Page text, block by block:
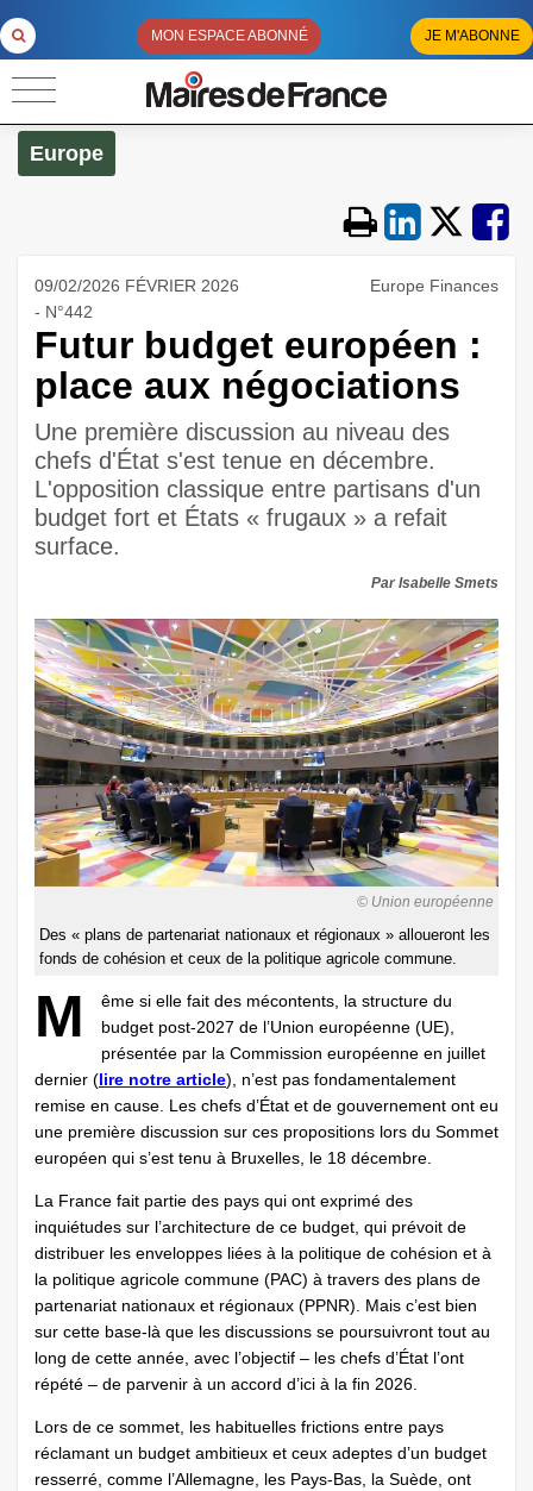
MON ESPACE ABONNÉ JE M'ABONNE
Europe
09/02/2026 FÉVRIER 2026
- N°442
Europe Finances
Futur budget européen :
place aux négociations
Une première discussion au niveau des
chefs d'État s'est tenue en décembre.
L'opposition classique entre partisans d'un
budget fort et États « frugaux » a refait
surface.
Par Isabelle Smets
© Union européenne
Des « plans de partenariat nationaux et régionaux » alloueront les
fonds de cohésion et ceux de la politique agricole commune.
M
ême si elle fait des mécontents, la structure du
budget post-2027 de l’Union européenne (UE),
présentée par la Commission européenne en juillet
dernier (lire notre article), n’est pas fondamentalement
remise en cause. Les chefs d’État et de gouvernement ont eu
une première discussion sur ces propositions lors du Sommet
européen qui s’est tenu à Bruxelles, le 18 décembre.
La France fait partie des pays qui ont exprimé des
inquiétudes sur l’architecture de ce budget, qui prévoit de
distribuer les enveloppes liées à la politique de cohésion et à
la politique agricole commune (PAC) à travers des plans de
partenariat nationaux et régionaux (PPNR). Mais c’est bien
sur cette base-là que les discussions se poursuivront tout au
long de cette année, avec l’objectif – les chefs d’État l’ont
répété – de parvenir à un accord d’ici à la fin 2026.
Lors de ce sommet, les habituelles frictions entre pays
réclamant un budget ambitieux et ceux adeptes d’un budget
resserré, comme l’Allemagne, les Pays-Bas, la Suède, ont